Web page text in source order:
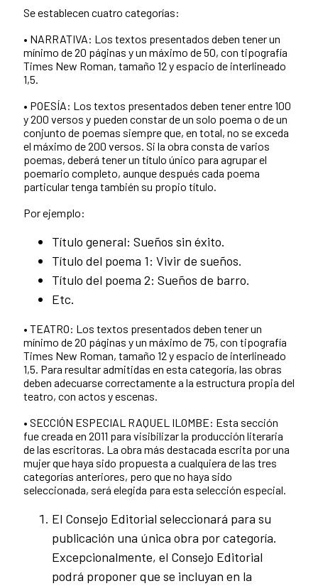
Se establecen cuatro categorías:
• NARRATIVA: Los textos presentados deben tener un
mínimo de 20 páginas y un máximo de 50, con tipografía
Times New Roman, tamaño 12 y espacio de interlineado
1,5.
• POESÍA: Los textos presentados deben tener entre 100
y 200 versos y pueden constar de un solo poema o de un
conjunto de poemas siempre que, en total, no se exceda
el máximo de 200 versos. Si la obra consta de varios
poemas, deberá tener un título único para agrupar el
poemario completo, aunque después cada poema
particular tenga también su propio título.
Por ejemplo:
Título general: Sueños sin éxito.
Título del poema 1: Vivir de sueños.
Título del poema 2: Sueños de barro.
Etc.
• TEATRO: Los textos presentados deben tener un
mínimo de 20 páginas y un máximo de 75, con tipografía
Times New Roman, tamaño 12 y espacio de interlineado
1,5. Para resultar admitidas en esta categoría, las obras
deben adecuarse correctamente a la estructura propia del
teatro, con actos y escenas.
• SECCIÓN ESPECIAL RAQUEL ILOMBE: Esta sección
fue creada en 2011 para visibilizar la producción literaria
de las escritoras. La obra más destacada escrita por una
mujer que haya sido propuesta a cualquiera de las tres
categorías anteriores, pero que no haya sido
seleccionada, será elegida para esta selección especial.
El Consejo Editorial seleccionará para su
publicación una única obra por categoría.
Excepcionalmente, el Consejo Editorial
podrá proponer que se incluyan en la